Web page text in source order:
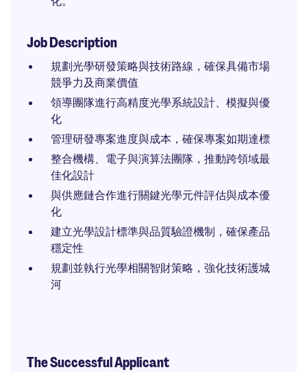
Job Description
規劃光學研發策略與技術路線，確保具備市場
競爭力及商業價值
領導團隊進行高精度光學系統設計、模擬與優
化
管理研發專案進度與成本，確保專案如期達標
整合機構、電子與演算法團隊，推動跨領域最
佳化設計
與供應鏈合作進行關鍵光學元件評估與成本優
化
建立光學設計標準與品質驗證機制，確保產品
穩定性
規劃並執行光學相關智財策略，強化技術護城
河
The Successful Applicant